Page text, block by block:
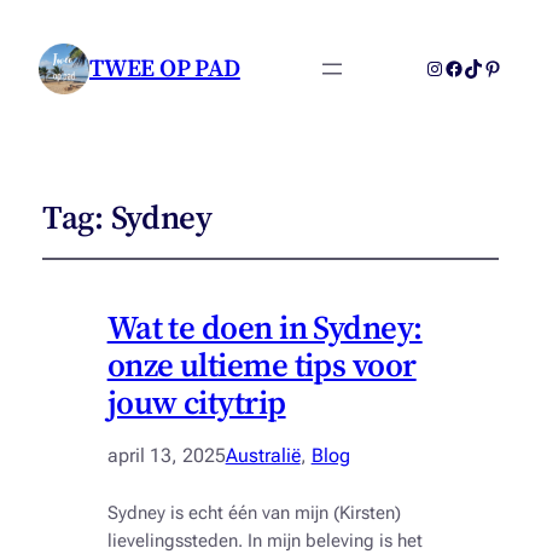
TWEE OP PAD Instagram
Facebook
TikTok
Tag: Sydney
Wat te doen in Sydney:
onze ultieme tips voor
jouw citytrip
april 13, 2025Australië, Blog
Sydney is echt één van mijn (Kirsten)
lievelingssteden. In mijn beleving is het